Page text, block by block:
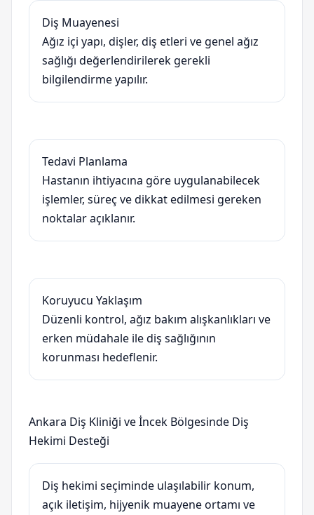
Diş Muayenesi
Ağız içi yapı, dişler, diş etleri ve genel ağız
sağlığı değerlendirilerek gerekli
bilgilendirme yapılır.
Tedavi Planlama
Hastanın ihtiyacına göre uygulanabilecek
işlemler, süreç ve dikkat edilmesi gereken
noktalar açıklanır.
Koruyucu Yaklaşım
Düzenli kontrol, ağız bakım alışkanlıkları ve
erken müdahale ile diş sağlığının
korunması hedeflenir.
Ankara Diş Kliniği ve İncek Bölgesinde Diş
Hekimi Desteği
Diş hekimi seçiminde ulaşılabilir konum,
açık iletişim, hijyenik muayene ortamı ve